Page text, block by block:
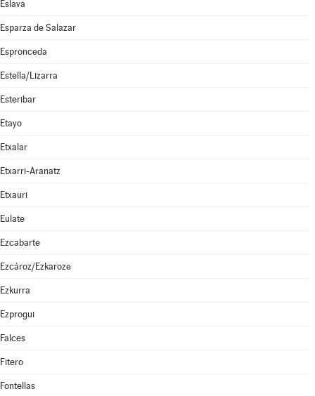
Eslava
Esparza de Salazar
Espronceda
Estella/Lizarra
Esteribar
Etayo
Etxalar
Etxarri-Aranatz
Etxauri
Eulate
Ezcabarte
Ezcároz/Ezkaroze
Ezkurra
Ezprogui
Falces
Fitero
Fontellas